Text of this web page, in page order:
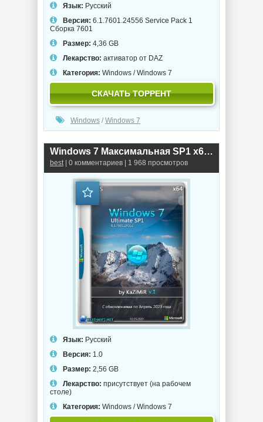
Язык: Русский
Версия: 6.1.7601.24556 Service Pack 1
Сборка 7601
Размер: 4,36 GB
Лекарство: активатор от DAZ
Категория: Windows /Windows 7
СКАЧАТЬ ТОРРЕНТ
Windows / Windows 7
Windows 7 Максимальная SP1 x64 by KaZiMiR
best | 0 комментариев | 1 968 просмотров
Язык: Русский
Версия: 1.0
Размер: 2,56 GB
Лекарство: присутствует (на рабочем
столе)
Категория: Windows /Windows 7